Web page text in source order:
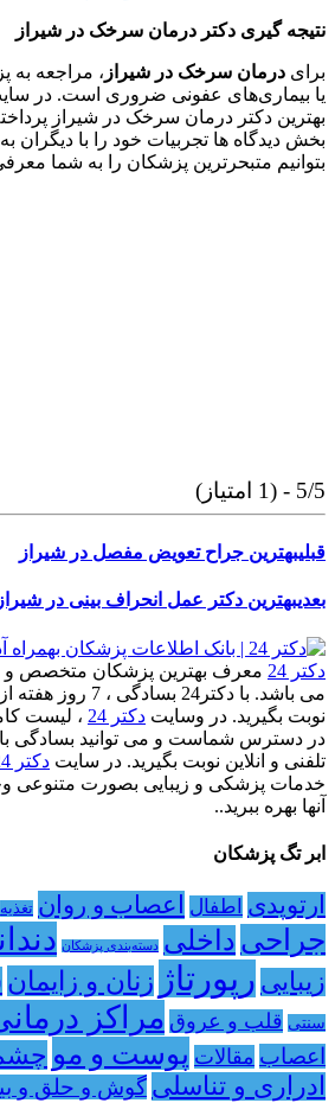
نتیجه گیری دکتر درمان سرخک در شیراز
برای درمان سرخک در شیراز ، مراجعه
یا بیماری‌های عفونی ضروری است. در
بهترین دکتر درمان سرخک در شیراز
بخش دیدگاه ها تجربیات خود را با دیگران
بتوانیم متبحرترین پزشکان را به شما
5/5 - (1 امتیاز)
قبلیبهترین جراح تعویض مفصل در شیراز
بعدیبهترین دکتر عمل انحراف بینی در شیراز
دکتر 24
معرف بهترین پزشکان متخصص و
می باشد. با دکتر24
نوبت بگیرید. در وسایت دکتر 24
، لیست
در دسترس شماست و می توانید بسادگی با
تلفنی و انلاین نوبت بگیرید. در سایت دکتر 24
خدمات پزشکی و زیبایی بصورت متنوعی
آنها بهره ببرید..
ابر تگ پزشکان
ارتوپدی اطفال اعصاب و روان تغذیه
جراحی داخلی دسته‌بندی پزشکان
زیبایی رپورتاژ زنان و زایمان
سنتی قلب و عروق مراکز
اعصاب مقالات پوست و مو
ادراری و تناسلی گوش و حلق و